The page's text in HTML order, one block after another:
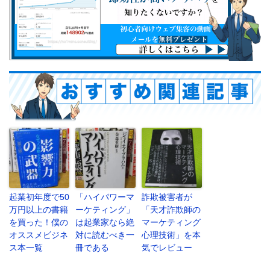
起業初年度で50
万円以上の書籍
を買った！僕の
オススメビジネ
ス本一覧
「ハイパワーマ
ーケティング」
は起業家なら絶
対に読むべき一
冊である
詐欺被害者が
「天才詐欺師の
マーケティング
心理技術」を本
気でレビュー